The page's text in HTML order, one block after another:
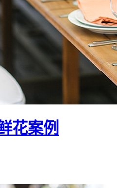
花案例